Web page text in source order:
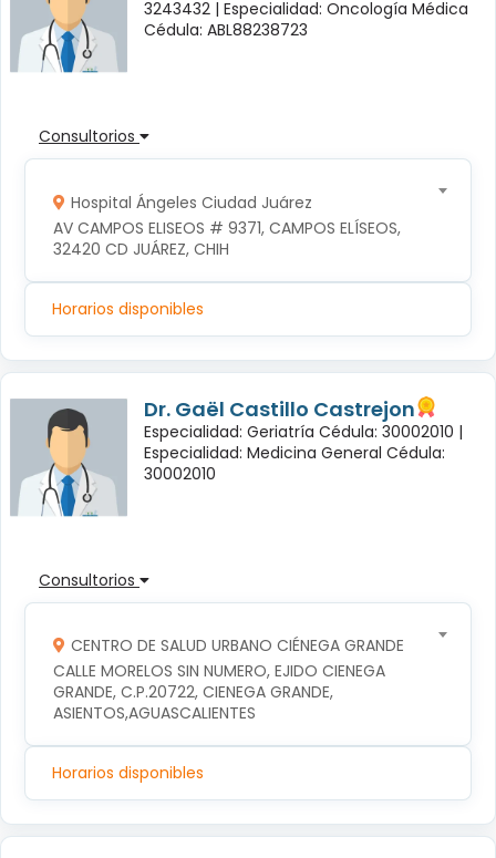
3243432 | Especialidad: Oncología Médica
Cédula: ABL88238723
Consultorios
Hospital Ángeles Ciudad Juárez
AV CAMPOS ELISEOS # 9371, CAMPOS ELÍSEOS,
32420 CD JUÁREZ, CHIH
Horarios disponibles
Dr. Gaël Castillo Castrejon
Especialidad: Geriatría Cédula: 30002010 |
Especialidad: Medicina General Cédula:
30002010
Consultorios
CENTRO DE SALUD URBANO CIÉNEGA GRANDE
CALLE MORELOS SIN NUMERO, EJIDO CIENEGA
GRANDE, C.P.20722, CIENEGA GRANDE,
ASIENTOS,AGUASCALIENTES
Horarios disponibles